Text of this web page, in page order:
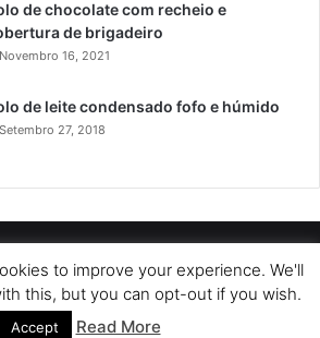
de chocolate com recheio e
de brigadeiro
Novembro 16, 2021
de leite condensado fofo e húmido
Setembro 27, 2018
SOBRE NÓS
POLÍTICA DE COOKIES
TERMOS DE USO
to improve your experience. We'll
this, but you can opt-out if you wish.
Accept Read More